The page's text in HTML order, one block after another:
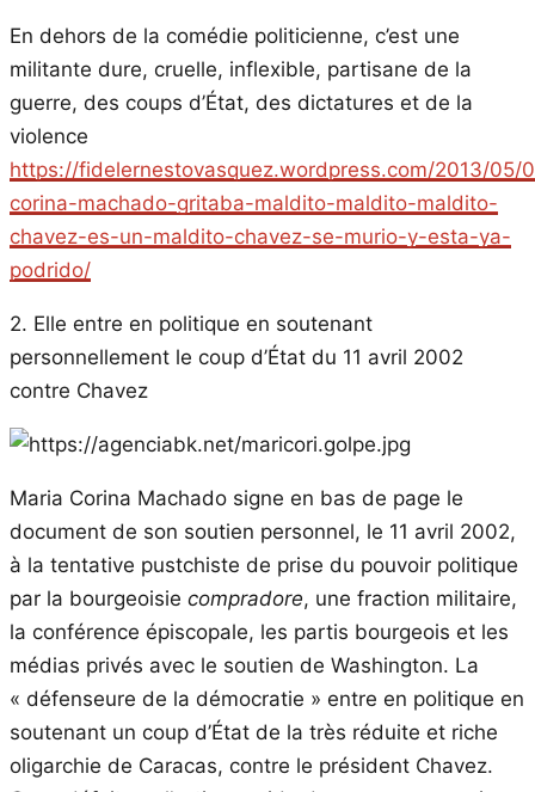
En dehors de la comédie politicienne, c’est une
militante dure, cruelle, inflexible, partisane de la
guerre, des coups d’État, des dictatures et de la
violence
https://fidelernestovasquez.wordpress.com/2013/05/
corina-machado-gritaba-maldito-maldito-maldito-
chavez-es-un-maldito-chavez-se-murio-y-esta-ya-
podrido/
2. Elle entre en politique en soutenant
personnellement le coup d’État du 11 avril 2002
contre Chavez
Maria Corina Machado signe en bas de page le
document de son soutien personnel, le 11 avril 2002,
à la tentative pustchiste de prise du pouvoir politique
par la bourgeoisie compradore, une fraction militaire,
la conférence épiscopale, les partis bourgeois et les
médias privés avec le soutien de Washington. La
« défenseure de la démocratie » entre en politique en
soutenant un coup d’État de la très réduite et riche
oligarchie de Caracas, contre le président Chavez.